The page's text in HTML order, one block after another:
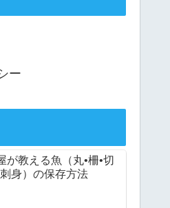
ー
が教える魚（丸•柵•切
身）の保存方法